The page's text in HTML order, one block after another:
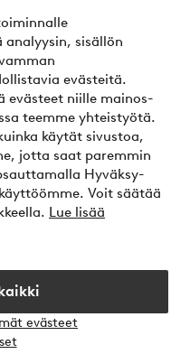
sisällön
evästeitä.
evästeet niille mainos-
teemme yhteistyötä.
käytät sivustoa,
jotta saat paremmin
Hyväksy-
Voit säätää
Lue lisää
evästeet
nyt tai erissä
?